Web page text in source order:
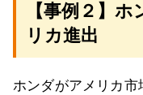
【事例２】
リカ進出
ホンダがアメリカ市